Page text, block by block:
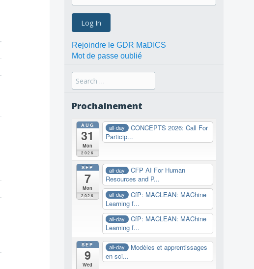
Rejoindre le GDR MaDICS
Mot de passe oublié
Search
for:
Prochainement
AUG
31
Mon
2026
all-day
CONCEPTS 2026: Call For
Particip...
SEP
7
Mon
2026
all-day
CFP AI For Human
Resources and P...
all-day
CfP: MACLEAN: MAChine
Learning f...
all-day
CfP: MACLEAN: MAChine
Learning f...
SEP
9
Wed
all-day
Modèles et apprentissages
en sci...